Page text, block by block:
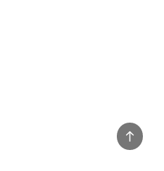
Back
to